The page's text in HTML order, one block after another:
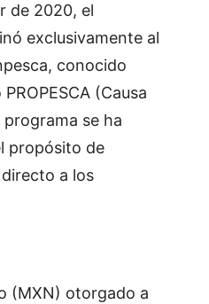
de 2020, el
exclusivamente al
conocido
(Causa
programa se ha
propósito de
a los
(MXN) otorgado a